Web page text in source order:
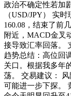
政治不确定性若加
（USD/JPY） 实
160.08，结束了前
附近，MACD金叉
接导致汇率回落。
趋势总结：高位回
关口。根据我多年
荡。 交易建议：
可能进一步下探。